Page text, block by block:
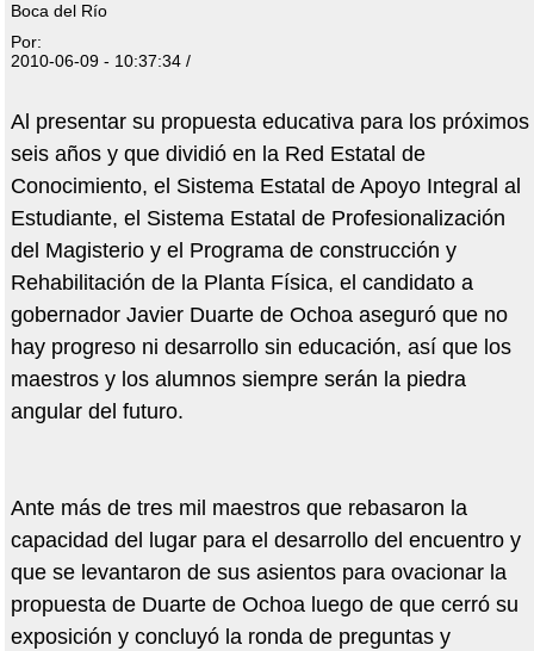
Boca del Río
Por:
2010-06-09 - 10:37:34 /
Al presentar su propuesta educativa para los próximos
seis años y que dividió en la Red Estatal de
Conocimiento, el Sistema Estatal de Apoyo Integral al
Estudiante, el Sistema Estatal de Profesionalización
del Magisterio y el Programa de construcción y
Rehabilitación de la Planta Física, el candidato a
gobernador Javier Duarte de Ochoa aseguró que no
hay progreso ni desarrollo sin educación, así que los
maestros y los alumnos siempre serán la piedra
angular del futuro.
Ante más de tres mil maestros que rebasaron la
capacidad del lugar para el desarrollo del encuentro y
que se levantaron de sus asientos para ovacionar la
propuesta de Duarte de Ochoa luego de que cerró su
exposición y concluyó la ronda de preguntas y